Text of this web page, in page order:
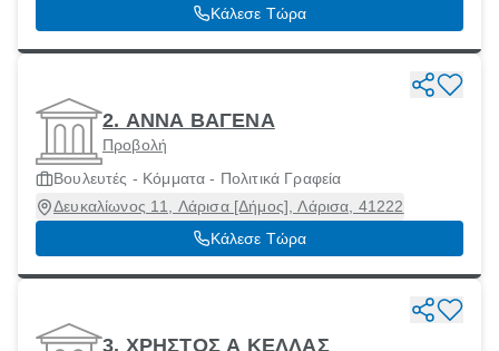
Κάλεσε Τώρα
2. ΑΝΝΑ ΒΑΓΕΝΑ
Προβολή
Βουλευτές - Κόμματα - Πολιτικά Γραφεία
Δευκαλίωνος 11, Λάρισα [Δήμος], Λάρισα, 41222
Κάλεσε Τώρα
3. ΧΡΗΣΤΟΣ Α ΚΕΛΛΑΣ